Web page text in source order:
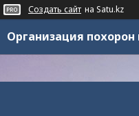
Создать сайт на Satu.kz
Организация